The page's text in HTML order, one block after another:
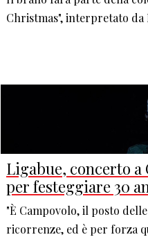
Christmas", interpretato
Ligabue, concerto a
per festeggiare 30
"È Campovolo, il posto
ricorrenze, ed è per forza